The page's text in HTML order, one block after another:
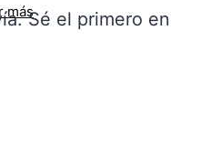
másSé el primero en